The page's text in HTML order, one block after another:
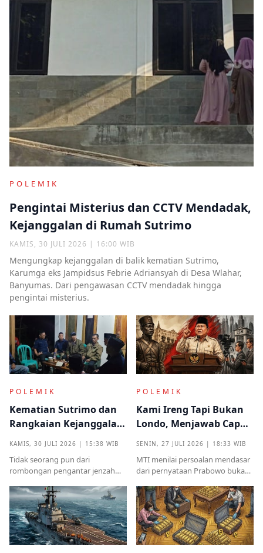
POLEMIK
Pengintai Misterius dan CCTV Mendadak,
Kejanggalan di Rumah Sutrimo
KAMIS, 30 JULI 2026 | 16:00 WIB
Mengungkap kejanggalan di balik kematian Sutrimo,
Karumga eks Jampidsus Febrie Adriansyah di Desa Wlahar,
Banyumas. Dari pengawasan CCTV mendadak hingga
pengintai misterius.
POLEMIK
Kematian Sutrimo dan
Rangkaian Kejanggalan
Kampung Halaman
KAMIS, 30 JULI 2026 | 15:38 WIB
Tidak seorang pun dari
rombongan pengantar jenzah
identitas ataupun menjelaskan
dari instansi mana.
POLEMIK
Kami Ireng Tapi Bukan
Londo, Menjawab Cap
Kekuasaan
SENIN, 27 JULI 2026 | 18:33 WIB
MTI menilai persoalan mendasar
dari pernyataan Prabowo bukan
melainkan implikasinya yang
sangat destruktif bagi kualitas
demokrasi